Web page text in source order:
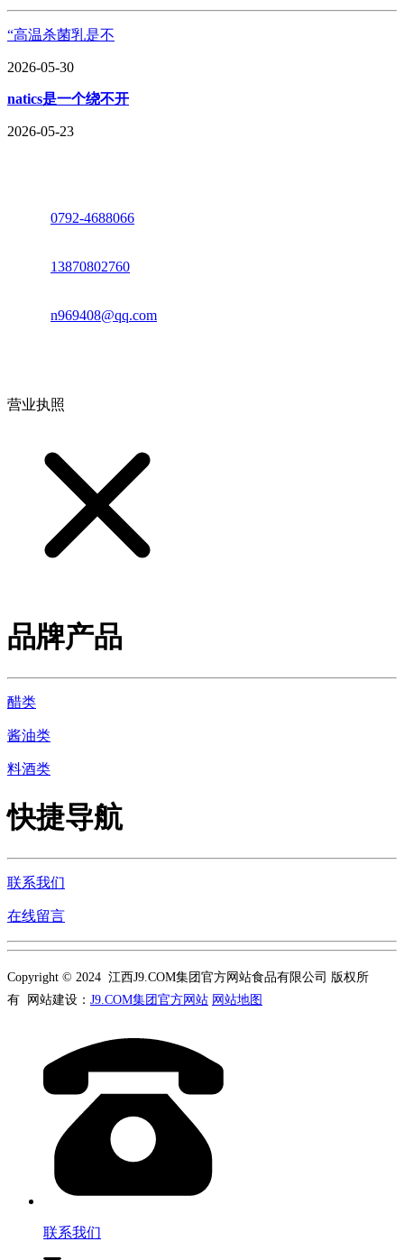
“高温杀菌乳是不
2026-05-30
natics是一个绕不开
2026-05-23
0792-4688066
13870802760
n969408@qq.com
营业执照
品牌产品
醋类
酱油类
料酒类
快捷导航
联系我们
在线留言
Copyright © 2024 江西J9.COM集团官方网站食品有限公司 版权所
有 网站建设： J9.COM集团官方网站 网站地图
联系我们